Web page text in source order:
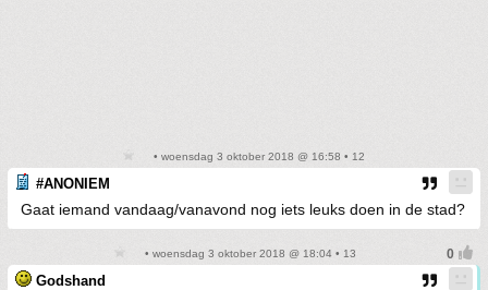
• woensdag 3 oktober 2018 @ 16:58 • 12
#ANONIEM
Gaat iemand vandaag/vanavond nog iets leuks doen in de stad?
• woensdag 3 oktober 2018 @ 18:04 • 13
Godshand